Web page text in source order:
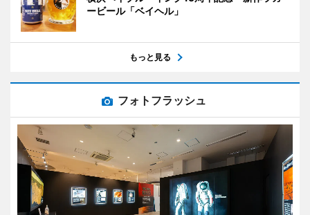
ービール「ベイヘル」
もっと見る
フォトフラッシュ